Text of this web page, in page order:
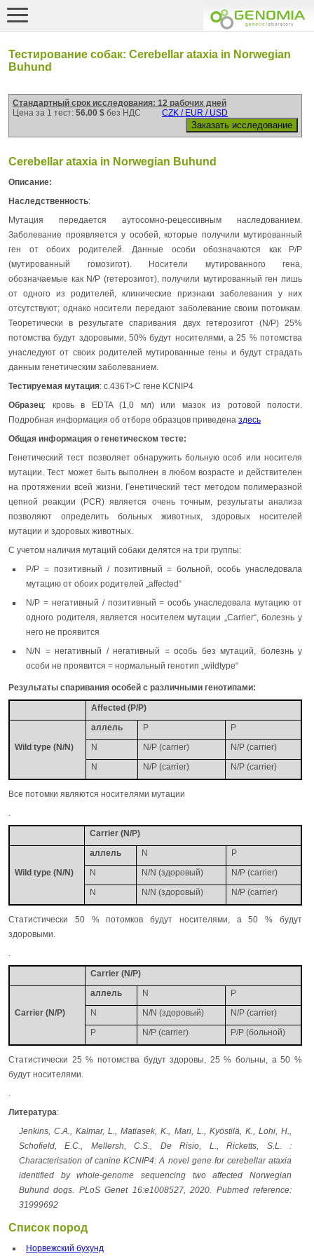
Тестирование собак: Cerebellar ataxia in Norwegian
Buhund
Стандартный срок исследования: 12 рабочих дней
Цена за 1 тест: 56.00 $ без НДС CZK / EUR / USD
Cerebellar ataxia in Norwegian Buhund
Описание:
Наследственность:
Мутация передается аутосомно-рецессивным наследованием.
Заболевание проявляется у особей, которые получили мутированный
ген от обоих родителей. Данные особи обозначаются как P/P
(мутированный гомозигот). Носители мутированного гена,
обозначаемые как N/P (гетерозигот), получили мутированный ген лишь
от одного из родителей, клинические признаки заболевания у них
отсутствуют; однако носители передают заболевание своим потомкам.
Теоретически в результате спаривания двух гетерозигот (N/P) 25%
потомства будут здоровыми, 50% будут носителями, а 25 % потомства
унаследуют от своих родителей мутированные гены и будут страдать
данным генетическим заболеванием.
Тестируемая мутация: c.436T>C гене KCNIP4
Образец: кровь в EDTA (1,0 мл) или мазок из ротовой полости.
Подробная информация об отборе образцов приведена здесь
Общая информация о генетическом тесте:
Генетический тест позволяет обнаружить больную особ или носителя
мутации. Тест может быть выполнен в любом возрасте и действителен
на протяжении всей жизни. Генетический тест методом полимеразной
цепной реакции (PCR) является очень точным, результаты анализа
позволяют определить больных животных, здоровых носителей
мутации и здоровых животных.
С учетом наличия мутаций собаки делятся на три группы:
P/P = позитивный / позитивный = больной, особь унаследовала
мутацию от обоих родителей „affected“
N/P = негативный / позитивный = особь унаследовала мутацию от
одного родителя, является носителем мутации „Carrier“, болезнь у
него не проявится
N/N = негативный / негативный = особь без мутаций, болезнь у
особи не проявится = нормальный генотип „wildtype“
Результаты спаривания особей с различными генотипами:
Affected (P/P)
Wild type (N/N)
аллель P
P
N
N/P (carrier)
N/P (carrier)
N
N/P (carrier) N/P (carrier)
Все потомки являются носителями мутации
Carrier (N/P)
Wild type (N/N)
аллель N
P
N
N/N (здоровый)
N/P (carrier)
N
N/N (здоровый) N/P (carrier)
Статистически 50 % потомков будут носителями, а 50 % будут
здоровыми.
Carrier (N/P)
Carrier (N/P)
аллель N
P
N
N/N (здоровый)
N/P (carrier)
P
N/P (carrier) P/P (больной)
Статистически 25 % потомства будут здоровы, 25 % больны, а 50 %
будут носителями.
Литература:
Jenkins, C.A., Kalmar, L., Matiasek, K., Mari, L., Kyöstilä, K., Lohi, H.,
Schofield, E.C., Mellersh, C.S., De Risio, L., Ricketts, S.L. :
Characterisation of canine KCNIP4: A novel gene for cerebellar ataxia
identified by whole-genome sequencing two affected Norwegian
Buhund dogs. PLoS Genet 16:e1008527, 2020. Pubmed reference:
31999692
Список пород
Норвежский бухунд